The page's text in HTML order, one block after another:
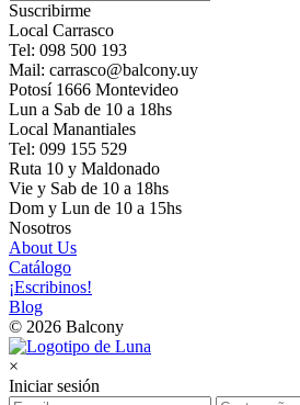
Suscribirme
Local Carrasco
Tel: 098 500 193
Mail: carrasco@balcony.uy
Potosí 1666 Montevideo
Lun a Sab de 10 a 18hs
Local Manantiales
Tel: 099 155 529
Ruta 10 y Maldonado
Vie y Sab de 10 a 18hs
Dom y Lun de 10 a 15hs
Nosotros
About Us
Catálogo
¡Escribinos!
Blog
© 2026 Balcony
×
Iniciar sesión